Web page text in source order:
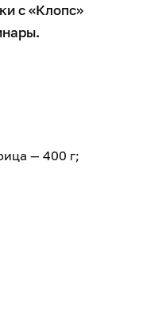
с «Клопс»
— 400 г;